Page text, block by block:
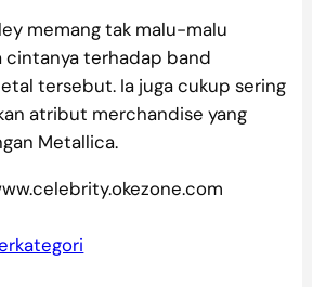
memang tak malu-malu
cintanya terhadap band
tersebut. Ia juga cukup sering
atribut merchandise yang
Metallica.